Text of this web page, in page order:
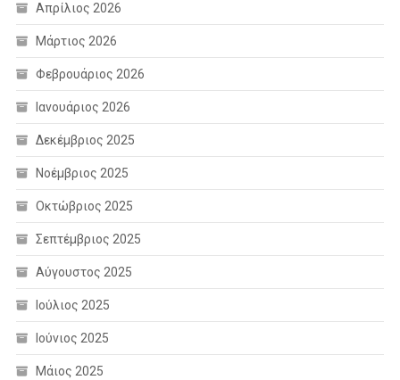
Απρίλιος 2026
Μάρτιος 2026
Φεβρουάριος 2026
Ιανουάριος 2026
Δεκέμβριος 2025
Νοέμβριος 2025
Οκτώβριος 2025
Σεπτέμβριος 2025
Αύγουστος 2025
Ιούλιος 2025
Ιούνιος 2025
Μάιος 2025